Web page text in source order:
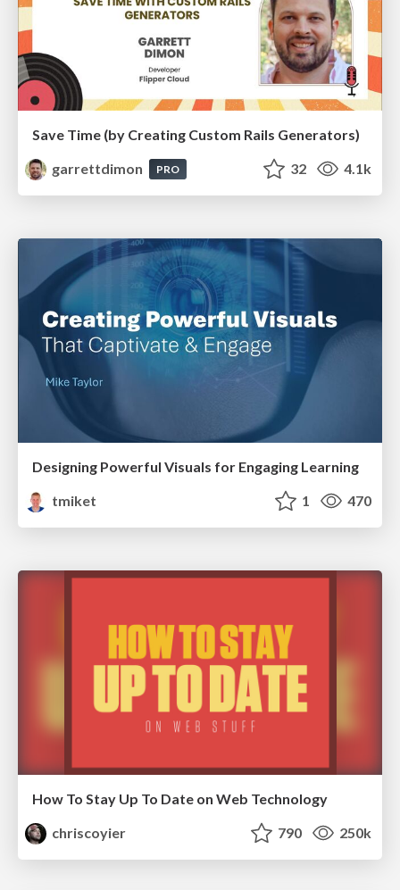
Save Time (by Creating Custom Rails Generators)
garrettdimon
PRO 32 4.1k
Designing Powerful Visuals for Engaging Learning
tmiket
1 470
How To Stay Up To Date on Web Technology
chriscoyier
790 250k